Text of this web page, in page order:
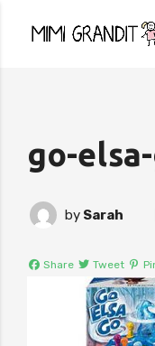
go-
by Sarah
Share Tweet